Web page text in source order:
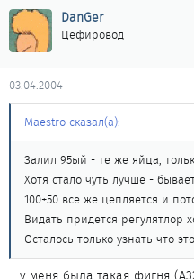
DanGer
Цефировод
03.04.2004
Maestro сказал(а):
Залил 95ый - те же яйца,
Хотя стало чуть лучше -
100±50 все же цепляется и
Видать придется регулятлор
Осталось только узнать что
....у меня была такая фигня